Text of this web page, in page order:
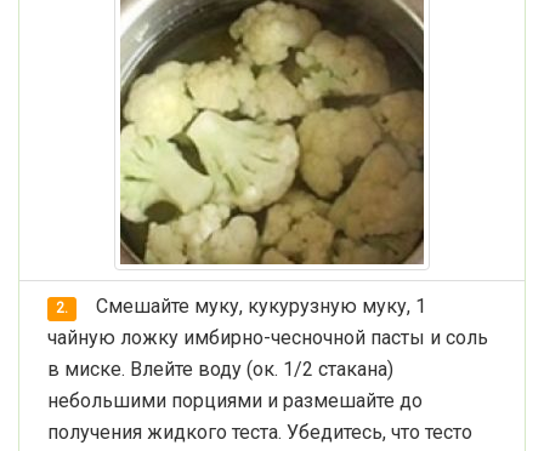
2.
Смешайте муку, кукурузную муку, 1
чайную ложку имбирно-чесночной пасты и соль
в миске. Влейте воду (ок. 1/2 стакана)
небольшими порциями и размешайте до
получения жидкого теста. Убедитесь, что тесто